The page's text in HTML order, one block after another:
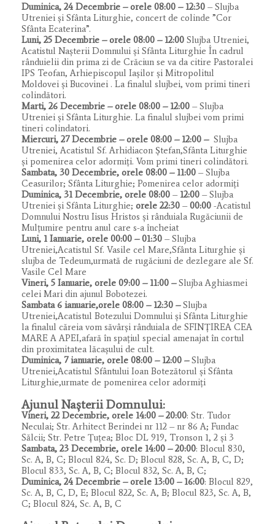
Duminica, 24 Decembrie – orele 08:00 – 12:30 – Slujba
Utreniei și Sfânta Liturghie, concert de colinde ”Cor
Sfânta Ecaterina”.
Luni, 25 Decembrie – orele 08:00 – 12:00 Slujba Utreniei,
Acatistul Nașterii Domnului și Sfânta Liturghie În cadrul
rânduielii din prima zi de Crăciun se va da citire Pastoralei
IPS Teofan, Arhiepiscopul Iașilor și Mitropolitul
Moldovei și Bucovinei . La finalul slujbei, vom primi tineri
colindători.
Marti, 26 Decembrie – orele 08:00 – 12:00 – Slujba
Utreniei și Sfânta Liturghie. La finalul slujbei vom primi
tineri colindatori.
Miercuri, 27 Decembrie – orele 08:00 – 12:00 – Slujba
Utreniei, Acatistul Sf. Arhidiacon Ștefan,Sfânta Liturghie
și pomenirea celor adormiți. Vom primi tineri colindători.
Sambata, 30 Decembrie, orele 08:00 – 11:00 – Slujba
Ceasurilor; Sfânta Liturghie; Pomenirea celor adormiți
Duminica, 31 Decembrie, orele 08:00 – 12:00 – Slujba
Utreniei și Sfânta Liturghie; orele 22:30 –00:00 -Acatistul
Domnului Nostru Iisus Hristos și rânduiala Rugăciunii de
Mulțumire pentru anul care s-a încheiat
Luni, 1 Ianuarie, orele 00:00 – 01:30 – Slujba
Utreniei,Acatistul Sf. Vasile cel Mare,Sfânta Liturghie și
slujba de Tedeum,urmată de rugăciuni de dezlegare ale Sf.
Vasile Cel Mare
Vineri, 5 Ianuarie, orele 09:00 – 11:00 –Slujba Aghiasmei
celei Mari din ajunul Bobotezei.
Sambata 6 ianuarie,orele 08:00 – 12:30 –Slujba
Utreniei,Acatistul Botezului Domnului și Sfânta Liturghie
la finalul căreia vom săvârși rânduiala de SFINȚIREA CEA
MARE A APEI,afară în spațiul special amenajat în cortul
din proximitatea lăcașului de cult.
Duminica, 7 ianuarie, orele 08:00 – 12:00 –Slujba
Utreniei,Acatistul Sfântului Ioan Botezătorul și Sfânta
Liturghie,urmate de pomenirea celor adormiți
Ajunul Nașterii Domnului:
Vineri, 22 Decembrie, orele 14:00 – 20:00: Str. Tudor
Neculai; Str. Arhitect Berindei nr 112 – nr 86 A; Fundac
Sălcii; Str. Petre Țuțea; Bloc DL 919, Tronson 1, 2 și 3
Sambata, 23 Decembrie, orele 14:00 – 20:00: Blocul 830,
Sc. A, B, C; Blocul 824, Sc. D; Blocul 828, Sc. A, B, C, D;
Blocul 833, Sc. A, B, C; Blocul 832, Sc. A, B, C;
Duminica, 24 Decembrie – orele 13:00 – 16:00: Blocul 829,
Sc. A, B, C, D, E; Blocul 822, Sc. A, B; Blocul 823, Sc. A, B,
C; Blocul 824, Sc. A, B, C